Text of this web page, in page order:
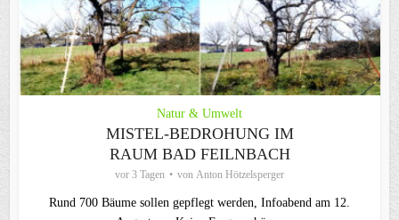
Natur & Umwelt
MISTEL-BEDROHUNG IM
RAUM BAD FEILNBACH
vor 3 Tagen von Anton Hötzelsperger
Rund 700 Bäume sollen gepflegt werden, Infoabend am 12.